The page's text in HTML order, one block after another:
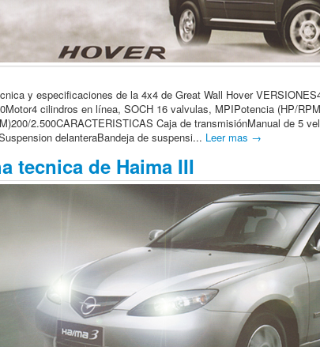
y especificaciones de la 4x4 de Great Wall Hover
cilindros en línea, SOCH 16 valvulas, MPIPotencia (HP/
2.500CARACTERISTICAS Caja de transmisiónManual de 5
delanteraBandeja de suspensi... Leer mas →
tecnica de Haima III